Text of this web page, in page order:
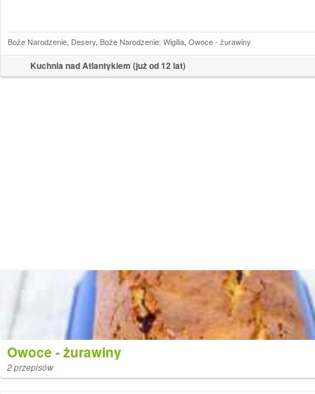
Kuchnia nad Atlantykiem (już od 12 lat)
Boże Narodzenie, Desery, Boże Narodzenie: Wigilia, Owoce - żurawiny
Owoce - żurawiny
2 przepisów